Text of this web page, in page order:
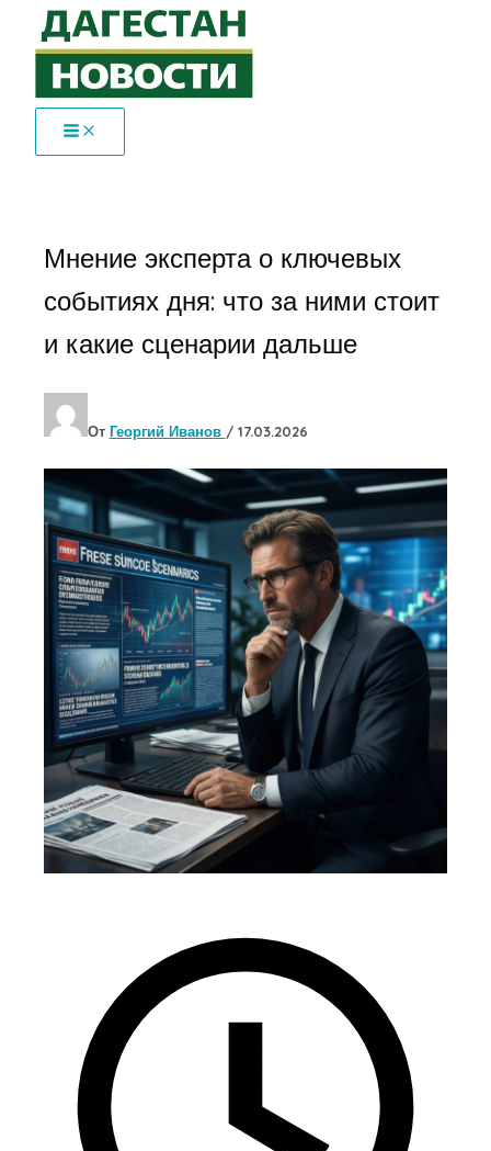
Перейти
содержимому
Мнение эксперта о ключевых
событиях дня: что за ними стоит
и какие сценарии дальше
От Георгий Иванов / 17.03.2026